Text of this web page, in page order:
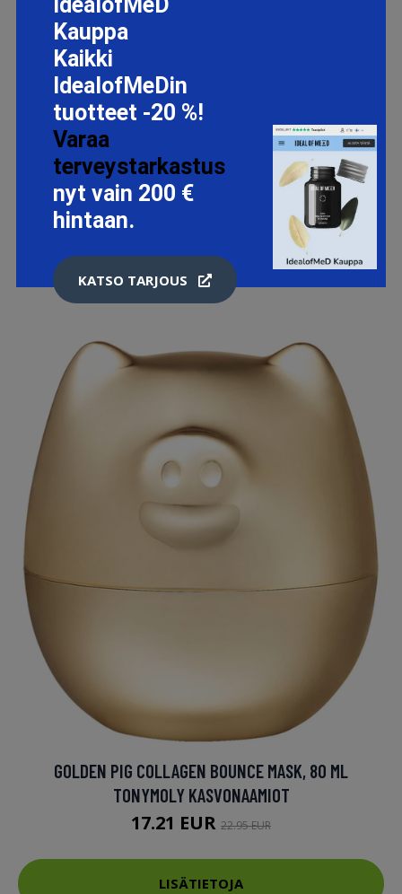
PRO-COLLAGEN ENERGISING MARINE CLEANSER, 150 ML
ELEMIS KASVOJEN PUHDISTUS
44.2 EUR
GOLDEN PIG COLLAGEN BOUNCE MASK, 80 ML
TONYMOLY KASVONAAMIOT
17.21 EUR 22.95 EUR
LISÄTIETOJA
Kauppa
Kaikki
IdealofMeDin
tuotteet -20 %!
Varaa
terveystarkastus
nyt vain 200 €
hintaan.
KATSO TARJOUS